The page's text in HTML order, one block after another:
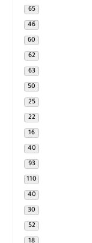
65
46
60
62
63
50
25
22
16
40
93
110
40
30
52
18